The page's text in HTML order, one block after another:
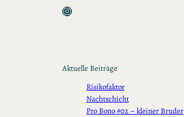
Instagram
Aktuelle Beiträge
Risikofaktor
Nachtschicht
Pro Bono #02 – kleiner Bruder